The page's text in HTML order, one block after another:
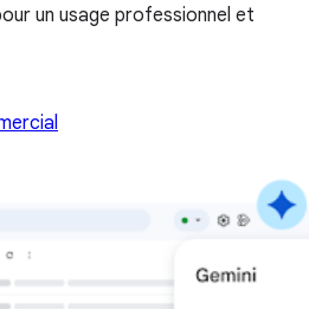
un usage professionnel et